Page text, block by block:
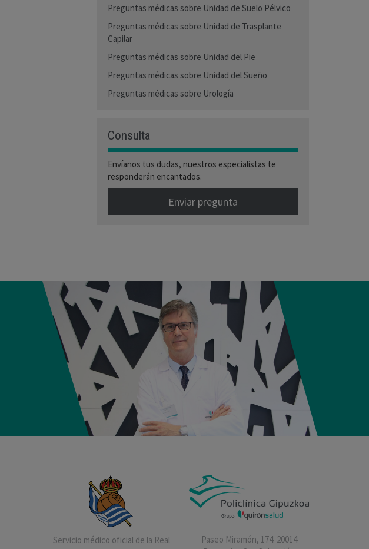
Preguntas médicas sobre Unidad de Suelo Pélvico
Preguntas médicas sobre Unidad de Trasplante
Capilar
Preguntas médicas sobre Unidad del Pie
Preguntas médicas sobre Unidad del Sueño
Preguntas médicas sobre Urología
Consulta
Envíanos tus dudas, nuestros especialistas te
responderán encantados.
Enviar pregunta
Servicio médico oficial de la Real
Paseo Miramón, 174. 20014